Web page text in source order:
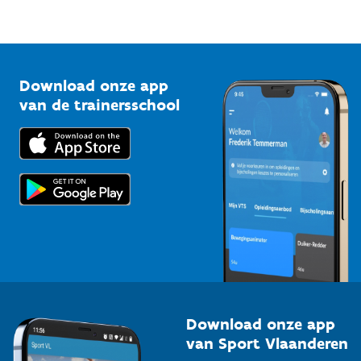
Bedrijven
Trainers en begeleiders
Topsporters
Vlaamse Trainersschool
Kennisplatform
Downloads
Voor de pers
Download onze app
van de trainersschool
Download onze app
van Sport Vlaanderen